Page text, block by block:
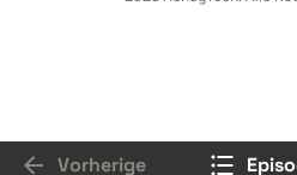
Vorherige